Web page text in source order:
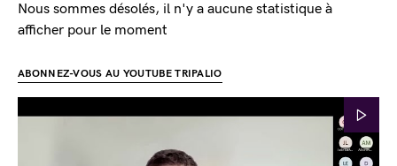
Nous sommes désolés, il n'y a aucune statistique à
afficher pour le moment
ABONNEZ-VOUS AU YOUTUBE TRIPALIO